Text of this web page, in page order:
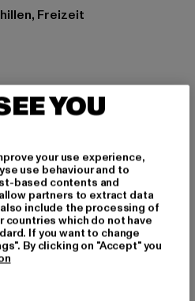
Freizeit
red
info@punch-gmbh.de
| DE
YOU
your use experience,
use behaviour and to
based contents and
partners to extract data
include the processing of
countries which do not have
If you want to change
By clicking on "Accept" you